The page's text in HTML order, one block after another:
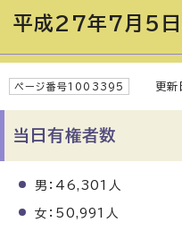
平成27年7月5
ページ番号1003395 更新
当日有権者数
男：46,301人
女：50,991人